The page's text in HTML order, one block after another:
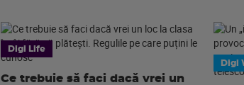
Digi Life
Ce trebuie să faci dacă vrei un
Digi